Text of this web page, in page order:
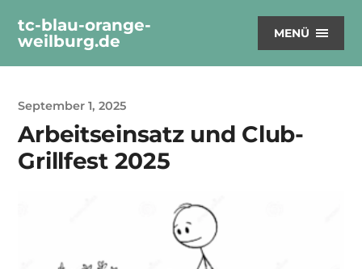
tc-blau-orange-
weilburg.de
MENÜ
September 1, 2025
Arbeitseinsatz und Club-
Grillfest 2025